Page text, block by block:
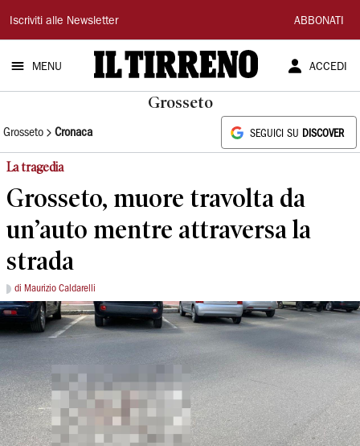
Il
Tirreno
Iscriviti alle Newsletter ABBONATI
MENU ACCEDI
Grosseto
Grosseto Cronaca SEGUICI SU DISCOVER
La tragedia
Grosseto, muore travolta da
un’auto mentre attraversa la
strada
di Maurizio Caldarelli